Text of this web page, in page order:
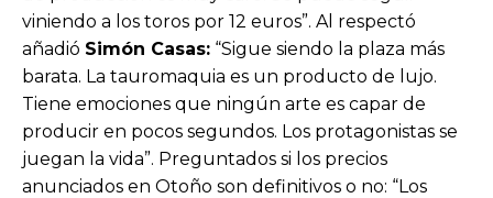
viniendo a los toros por 12 euros”. Al respectó
añadió Simón Casas: “Sigue siendo la plaza más
barata. La tauromaquia es un producto de lujo.
Tiene emociones que ningún arte es capar de
producir en pocos segundos. Los protagonistas se
juegan la vida”. Preguntados si los precios
anunciados en Otoño son definitivos o no: “Los